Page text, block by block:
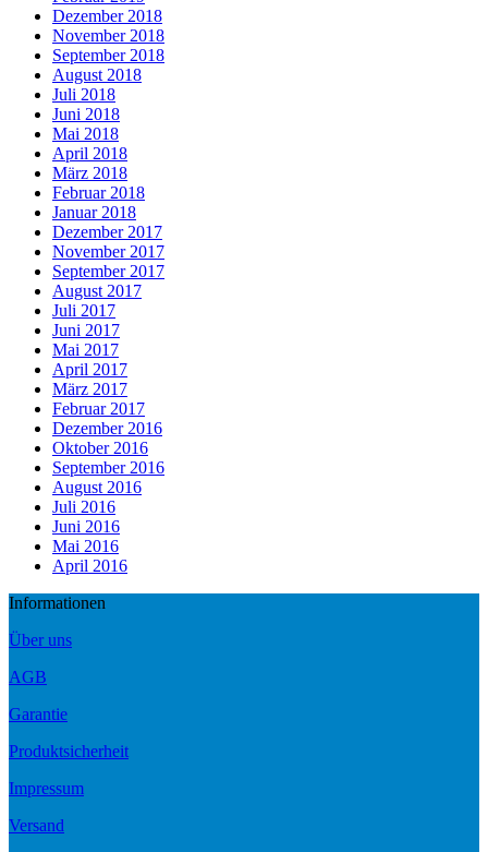
Dezember 2018
November 2018
September 2018
August 2018
Juli 2018
Juni 2018
Mai 2018
April 2018
März 2018
Februar 2018
Januar 2018
Dezember 2017
November 2017
September 2017
August 2017
Juli 2017
Juni 2017
Mai 2017
April 2017
März 2017
Februar 2017
Dezember 2016
Oktober 2016
September 2016
August 2016
Juli 2016
Juni 2016
Mai 2016
April 2016
Informationen
Über uns
AGB
Garantie
Produktsicherheit
Impressum
Versand